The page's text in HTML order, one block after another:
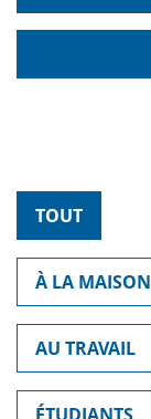
TOUT
À LA MAISON
AU TRAVAIL